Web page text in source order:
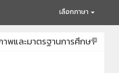
เลือกภาษา
พและมาตรฐานการศึกษา